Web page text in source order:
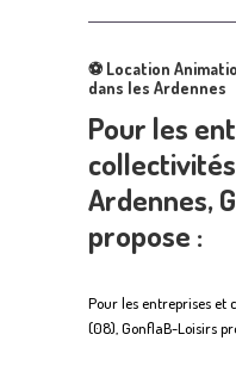
⚽ Location
dans les Ardennes
Pour les
Ardennes,
propose :
Pour les entreprises et
(08), GonflaB-Loisirs